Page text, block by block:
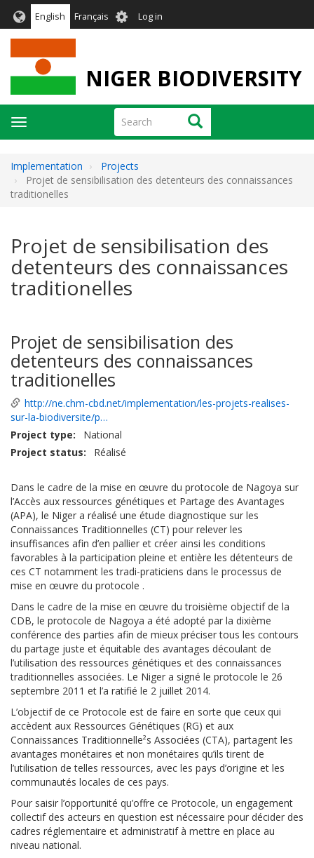
English Français User
account
Log in
NIGER BIODIVERSITY
Search Search
Toggle
navigation
Implementation
Projects
Projet de sensibilisation des detenteurs des connaissances
traditionelles
Projet de sensibilisation des
detenteurs des connaissances
traditionelles
Projet de sensibilisation des
detenteurs des connaissances
traditionelles
http://ne.chm-cbd.net/implementation/les-projets-realises-
sur-la-biodiversite/p…
Project type
National
Project status
Réalisé
Dans le cadre de la mise en œuvre du protocole de Nagoya sur
l’Accès aux ressources génétiques et Partage des Avantages
(APA), le Niger a réalisé une étude diagnostique sur les
Connaissances Traditionnelles (CT) pour relever les
insuffisances afin d’en pallier et créer ainsi les conditions
favorables à la participation pleine et entière les détenteurs de
ces CT notamment les tradi-praticiens dans le processus de
mise en œuvre du protocole .
Dans le cadre de la mise en œuvre du troisième objectif de la
CDB, le protocole de Nagoya a été adopté par la dixième
conférence des parties afin de mieux préciser tous les contours
du partage juste et équitable des avantages découlant de
l’utilisation des ressources génétiques et des connaissances
traditionnelles associées. Le Niger a signé le protocole le 26
septembre 2011 et l’a ratifié le 2 juillet 2014.
L’objectif de ce Protocole est de faire en sorte que ceux qui
accèdent aux Ressources Génétiques (RG) et aux
Connaissances Traditionnelle²s Associées (CTA), partagent les
avantages monétaires et non monétaires qu’ils tirent de
l’utilisation de telles ressources, avec les pays d’origine et les
communautés locales de ces pays.
Pour saisir l’opportunité qu’offre ce Protocole, un engagement
collectif des acteurs en question est nécessaire pour décider des
cadres réglementaire et administratif à mettre en place au
niveau national.